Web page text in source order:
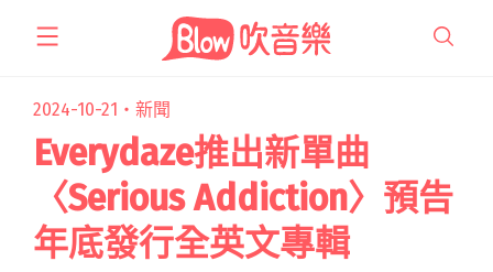
2024-10-21・ 新聞
Everydaze推出新單曲
〈Serious Addiction〉預告
年底發行全英文專輯